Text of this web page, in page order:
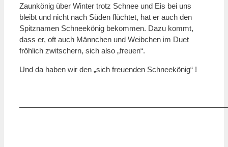
Zaunkönig über Winter trotz Schnee und Eis bei uns
bleibt und nicht nach Süden flüchtet, hat er auch den
Spitznamen Schneekönig bekommen. Dazu kommt,
dass er, oft auch Männchen und Weibchen im Duet
fröhlich zwitschern, sich also „freuen“.
Und da haben wir den „sich freuenden Schneekönig“ !